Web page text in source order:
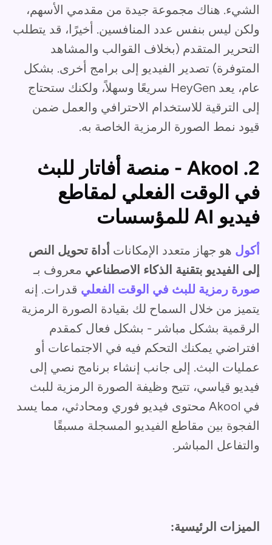
الشيء. هناك مجموعة جيدة من مقدمي الأسهم،
ولكن ليس بنفس عدد المنافسين. أخيرًا، قد يتطلب
التحرير المتقدم (بخلاف القوالب والمشاهد
المتوفرة) تصدير الفيديو إلى برامج أخرى. بشكل
عام، يعد HeyGen سريعًا وسهلاً، ولكنك ستحتاج
إلى الترقية للاستخدام الاحترافي والعمل ضمن
قيود نمط الصورة الرمزية الخاصة به.
2. Akool - منصة أفاتار للبث
في الوقت الفعلي لمقاطع
فيديو AI للمؤسسات
أكول هو جهاز متعدد الإمكانات أداة تحويل النص
إلى الفيديو بتقنية الذكاء الاصطناعي معروف بـ
صورة رمزية للبث في الوقت الفعلي قدرات. إنه
يتميز من خلال السماح لك بقيادة الصورة الرمزية
الرقمية بشكل مباشر - بشكل فعال كمقدم
افتراضي يمكنك التحكم فيه في الاجتماعات أو
عمليات البث. إلى جانب إنشاء برنامج نصي إلى
فيديو قياسي، تتيح وظيفة الصورة الرمزية للبث
في Akool محتوى فيديو فوري ومحادثي، مما يسد
الفجوة بين مقاطع الفيديو المسجلة مسبقًا
والتفاعل المباشر.
الميزات الرئيسية: